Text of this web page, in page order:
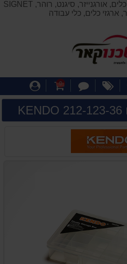
הרצליה, ברגיה, רב תא, ארגז כלים, אורגנייזר, סיגנט, רוהר, SIGNET
אודותינומבצעיםצור
קשר
עגלת
קניות
0